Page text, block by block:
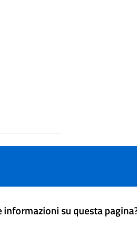
informazioni su questa